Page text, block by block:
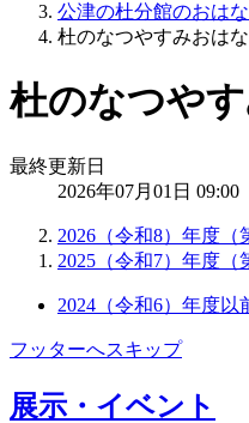
公津の杜分館のおは
杜のなつやすみおは
杜のなつや
最終更新日
2026年07月01日 09:00
2026（令和8）年度（
2025（令和7）年度（
2024（令和6）年度以
フッターへスキップ
展示・イベント